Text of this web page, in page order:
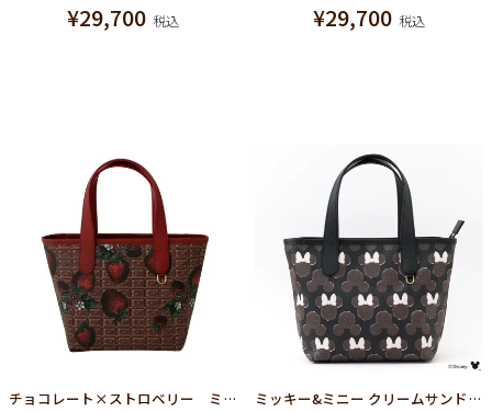
¥29,700 税込 ¥29,700 税込
チョコレート×ストロベリー ミニトートバッグ
ミッキー&ミニー クリームサンド ココアクッキー ミニトートバッグ